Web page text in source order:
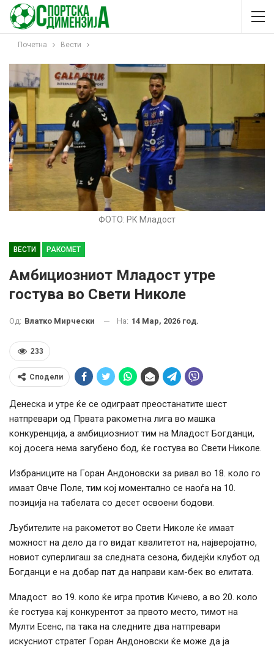
Почетна Вести
ФОТО: РК Младост
ВЕСТИ РАКОМЕТ
Амбициозниот Младост утре
гостува во Свети Николе
Од: Влатко Мирчески На: 14 Мар, 2026 год.
233
Сподели
Денеска и утре ќе се одиграат преостанатите шест
натпревари од Првата ракометна лига во машка
конкуренција, а амбициозниот тим на Младост Богданци,
кој досега нема загубено бод, ќе гостува во Свети Николе.
Избраниците на Горан Андоновски за ривал во 18. коло го
имаат Овче Поле, тим кој моментално се наоѓа на 10.
позиција на табелата со десет освоени бодови.
Љубителите на ракометот во Свети Николе ќе имаат
можност на дело да го видат квалитетот на, најверојатно,
новиот суперлигаш за следната сезона, бидејќи клубот од
Богданци е на добар пат да направи кам-бек во елитата.
Младост во 19. коло ќе игра против Кичево, а во 20. коло
ќе гостува кај конкурентот за првото место, тимот на
Мулти Есенс, па така на следните два натпревари
искусниот стратег Горан Андоновски ќе може да ја